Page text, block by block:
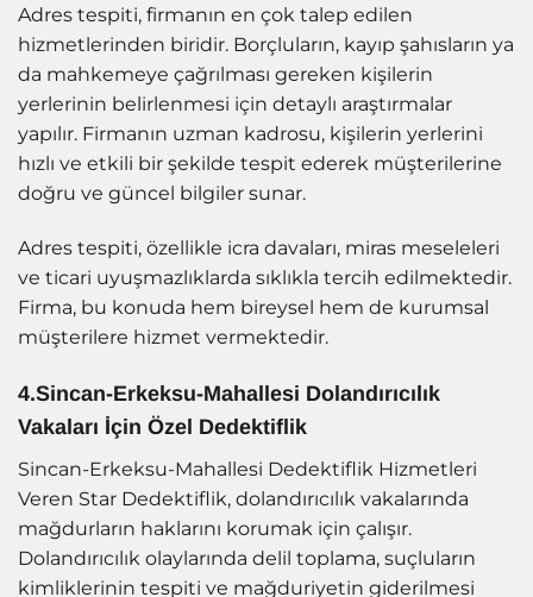
Adres tespiti, firmanın en çok talep edilen
hizmetlerinden biridir. Borçluların, kayıp şahısların ya
da mahkemeye çağrılması gereken kişilerin
yerlerinin belirlenmesi için detaylı araştırmalar
yapılır. Firmanın uzman kadrosu, kişilerin yerlerini
hızlı ve etkili bir şekilde tespit ederek müşterilerine
doğru ve güncel bilgiler sunar.
Adres tespiti, özellikle icra davaları, miras meseleleri
ve ticari uyuşmazlıklarda sıklıkla tercih edilmektedir.
Firma, bu konuda hem bireysel hem de kurumsal
müşterilere hizmet vermektedir.
4.Sincan-Erkeksu-Mahallesi Dolandırıcılık
Vakaları İçin Özel Dedektiflik
Sincan-Erkeksu-Mahallesi Dedektiflik Hizmetleri
Veren Star Dedektiflik, dolandırıcılık vakalarında
mağdurların haklarını korumak için çalışır.
Dolandırıcılık olaylarında delil toplama, suçluların
kimliklerinin tespiti ve mağduriyetin giderilmesi